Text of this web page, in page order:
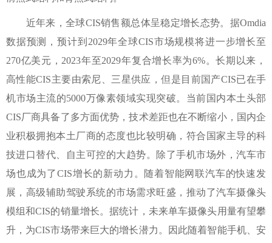
近年来，全球CIS销售额总体呈稳定增长态势。据Omdia
数据预测，预计到2029年全球CIS市场规模将进一步增长至
270亿美元，2023年至2029年复合增长率为6%。长期以来，
高性能CIS主要由索尼、三星供应，但是目前国产CIS已在手
机市场主流的5000万像素领域实现突破。当前国内本土头部
CIS厂商具备了多方面优势，技术差距也在不断缩小，国内企
业积极拥抱本土厂商的态度也比较明确，符合国家主导的科
技进口替代、自主可控的大趋势。除了手机市场外，汽车市
场也成为了CIS增长的新动力。随着智能网联汽车的快速发
展，高级辅助驾驶系统的市场需求旺盛，推动了汽车摄像头
模组和CIS的销量增长。据统计，未来单车摄像头用量有望攀
升，为CIS市场带来巨大的增长潜力。因此随着智能手机、安